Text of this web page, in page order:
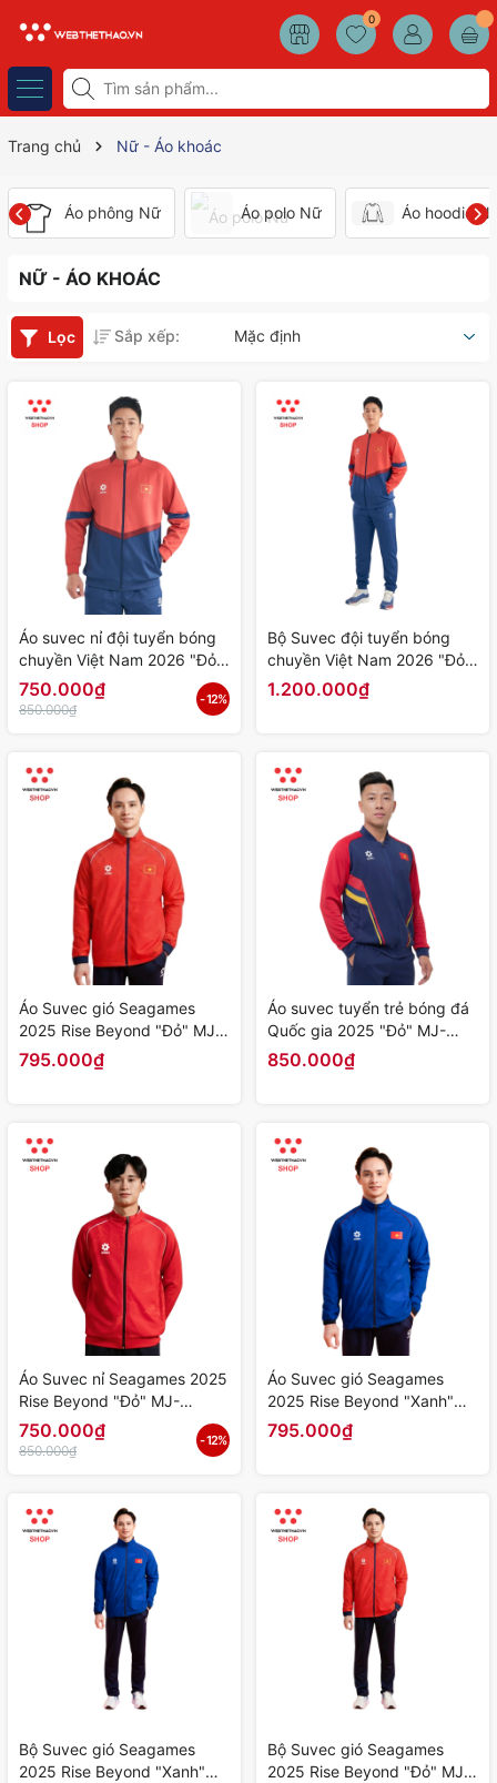
0
Trang chủ Nữ - Áo khoác
Áo phông Nữ Áo polo Nữ Áo hoodie
NỮ - ÁO KHOÁC
Lọc Sắp xếp: Mặc định
Áo suvec nỉ đội tuyển bóng
chuyền Việt Nam 2026 "Đỏ
Xanh" MJ-P131105 - Hàng
Chính Hãng
750.000₫
850.000₫
- 12%
Bộ Suvec đội tuyển bóng
chuyền Việt Nam 2026 "Đỏ"
MJ-G131105 - Hàng Chính
1.200.000₫
Áo Suvec gió Seagames
2025 Rise Beyond "Đỏ" MJ-
P14073-01 - Hàng Chính
795.000₫
Áo suvec tuyển trẻ bóng đá
Quốc gia 2025 "Đỏ" MJ-
G4157-11 - Hàng Chính
850.000₫
Áo Suvec nỉ Seagames 2025
Rise Beyond "Đỏ" MJ-
P4076-01 - Hàng Chính
Hãng
750.000₫
850.000₫
- 12%
Áo Suvec gió Seagames
2025 Rise Beyond "Xanh"
MJ-P14073-02 - Hàng Chính
795.000₫
Bộ Suvec gió Seagames
2025 Rise Beyond "Xanh"
Bộ Suvec gió Seagames
2025 Rise Beyond "Đỏ" MJ-